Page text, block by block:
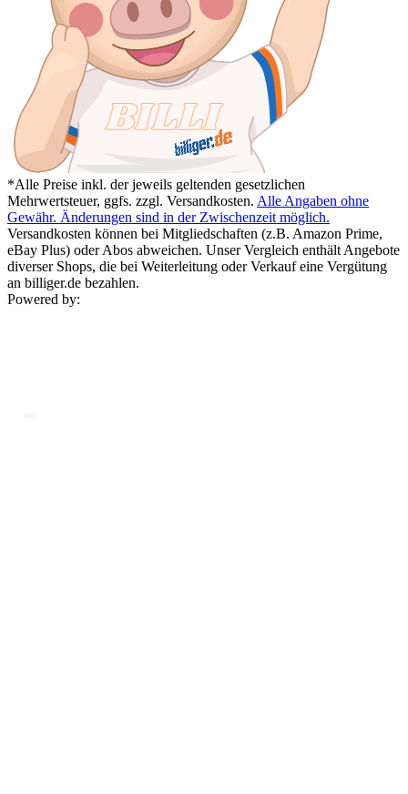
*Alle Preise inkl. der jeweils geltenden gesetzlichen
Mehrwertsteuer, ggfs. zzgl. Versandkosten. Alle Angaben ohne
Gewähr. Änderungen sind in der Zwischenzeit möglich.
Versandkosten können bei Mitgliedschaften (z.B. Amazon Prime,
eBay Plus) oder Abos abweichen. Unser Vergleich enthält Angebote
diverser Shops, die bei Weiterleitung oder Verkauf eine Vergütung
an billiger.de bezahlen.
Powered by: